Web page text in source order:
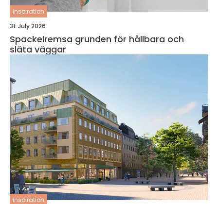
inspiration
31. July 2026
Spackelremsa grunden för hållbara och
släta väggar
inspiration